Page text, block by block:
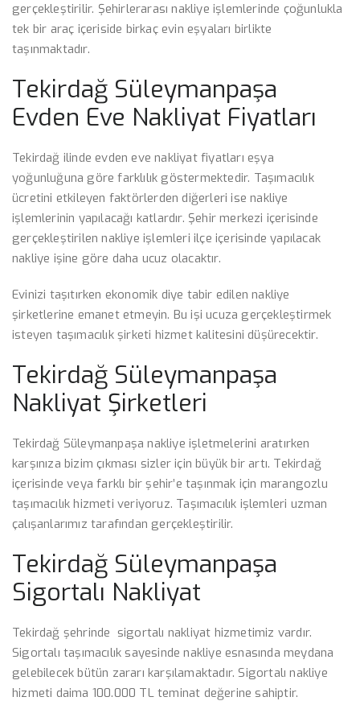
gerçekleştirilir. Şehirlerarası nakliye işlemlerinde çoğunlukla
tek bir araç içeriside birkaç evin eşyaları birlikte
taşınmaktadır.
Tekirdağ Süleymanpaşa
Evden Eve Nakliyat Fiyatları
Tekirdağ ilinde evden eve nakliyat fiyatları eşya
yoğunluğuna göre farklılık göstermektedir. Taşımacılık
ücretini etkileyen faktörlerden diğerleri ise nakliye
işlemlerinin yapılacağı katlardır. Şehir merkezi içerisinde
gerçekleştirilen nakliye işlemleri ilçe içerisinde yapılacak
nakliye işine göre daha ucuz olacaktır.
Evinizi taşıtırken ekonomik diye tabir edilen nakliye
şirketlerine emanet etmeyin. Bu işi ucuza gerçekleştirmek
isteyen taşımacılık şirketi hizmet kalitesini düşürecektir.
Tekirdağ Süleymanpaşa
Nakliyat Şirketleri
Tekirdağ Süleymanpaşa nakliye işletmelerini aratırken
karşınıza bizim çıkması sizler için büyük bir artı. Tekirdağ
içerisinde veya farklı bir şehir’e taşınmak için marangozlu
taşımacılık hizmeti veriyoruz. Taşımacılık işlemleri uzman
çalışanlarımız tarafından gerçekleştirilir.
Tekirdağ Süleymanpaşa
Sigortalı Nakliyat
Tekirdağ şehrinde sigortalı nakliyat hizmetimiz vardır.
Sigortalı taşımacılık sayesinde nakliye esnasında meydana
gelebilecek bütün zararı karşılamaktadır. Sigortalı nakliye
hizmeti daima 100.000 TL teminat değerine sahiptir.